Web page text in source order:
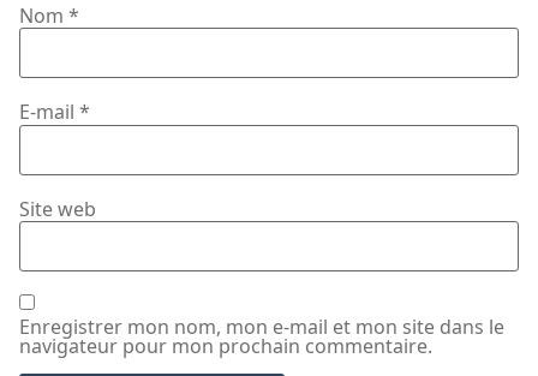
Nom *
E-mail *
Site web
Enregistrer mon nom, mon e-mail et mon site dans le
navigateur pour mon prochain commentaire.